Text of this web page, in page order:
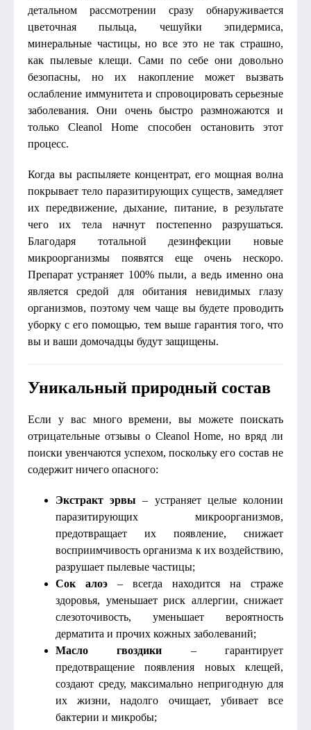
детальном рассмотрении сразу обнаруживается
цветочная пыльца, чешуйки эпидермиса,
минеральные частицы, но все это не так страшно,
как пылевые клещи. Сами по себе они довольно
безопасны, но их накопление может вызвать
ослабление иммунитета и спровоцировать серьезные
заболевания. Они очень быстро размножаются и
только Cleanol Home способен остановить этот
процесс.
Когда вы распыляете концентрат, его мощная волна
покрывает тело паразитирующих существ, замедляет
их передвижение, дыхание, питание, в результате
чего их тела начнут постепенно разрушаться.
Благодаря тотальной дезинфекции новые
микроорганизмы появятся еще очень нескоро.
Препарат устраняет 100% пыли, а ведь именно она
является средой для обитания невидимых глазу
организмов, поэтому чем чаще вы будете проводить
уборку с его помощью, тем выше гарантия того, что
вы и ваши домочадцы будут защищены.
Уникальный природный состав
Если у вас много времени, вы можете поискать
отрицательные отзывы о Cleanol Home, но вряд ли
поиски увенчаются успехом, поскольку его состав не
содержит ничего опасного:
Экстракт эрвы – устраняет целые колонии
паразитирующих микроорганизмов,
предотвращает их появление, снижает
восприимчивость организма к их воздействию,
разрушает пылевые частицы;
Сок алоэ – всегда находится на страже
здоровья, уменьшает риск аллергии, снижает
слезоточивость, уменьшает вероятность
дерматита и прочих кожных заболеваний;
Масло гвоздики – гарантирует
предотвращение появления новых клещей,
создают среду, максимально непригодную для
их жизни, надолго очищает, убивает все
бактерии и микробы;